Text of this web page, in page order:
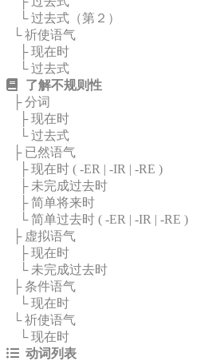
└ 过去式（第２）
└ 祈使语气
├ 现在时
└ 过去式
了解不规则性
├ 分词
├ 现在时
└ 过去式
├ 已然语气
├ 现在时 ( -ER | -IR | -RE )
├ 未完成过去时
├ 简单将来时
└ 简单过去时 ( -ER | -IR | -RE )
├ 虚拟语气
├ 现在时
└ 未完成过去时
├ 条件语气
└ 现在时
└ 祈使语气
└ 现在时
动词列表